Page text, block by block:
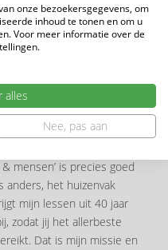
Vastgoedstyliste
mensen’ is precies goed
anders, het huizenvak
mijn lessen uit 40 jaar
zodat jij het allerbeste
Dat is mijn missie en
onze bezoekersgegevens, om
inhoud te tonen en om u
Voor meer informatie over de
alles
Nee, pas aan